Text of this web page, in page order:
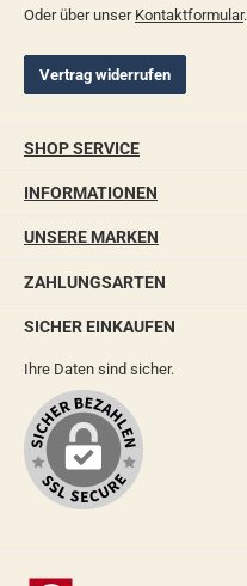
Oder über unser Kontaktformular.
Vertrag widerrufen
SHOP SERVICE
INFORMATIONEN
UNSERE MARKEN
ZAHLUNGSARTEN
SICHER EINKAUFEN
Ihre Daten sind sicher.